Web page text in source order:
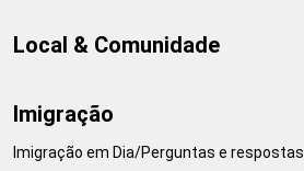
Local & Comunidade
Imigração
Imigração em Dia/Perguntas e respostas